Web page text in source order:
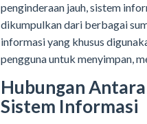
penginderaan jauh, sistem
dikumpulkan dari berbagai
informasi yang khusus
pengguna untuk menyimpan,
Hubungan
Sistem Informasi